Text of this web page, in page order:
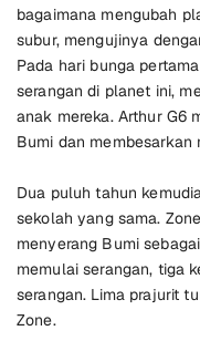
bagaimana mengubah
subur, mengujinya
Pada hari bunga
serangan di planet ini,
anak mereka. Arthur G6
Bumi dan membesarkan
Dua puluh tahun
sekolah yang sama.
menyerang Bumi
memulai serangan, tiga
serangan. Lima prajurit
Zone.